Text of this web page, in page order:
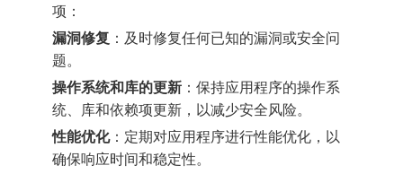
项：
漏洞修复 ：及时修复任何已知的漏洞或安全问
题。
操作系统和库的更新：保持应用程序的操作系
统、库和依赖项更新，以减少安全风险。
性能优化：定期对应用程序进行性能优化，以
确保响应时间和稳定性。